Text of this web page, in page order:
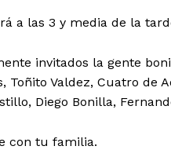
a las 3 y media de la
invitados la gente
Toñito Valdez, Cuatro de
Diego Bonilla,
con tu familia.